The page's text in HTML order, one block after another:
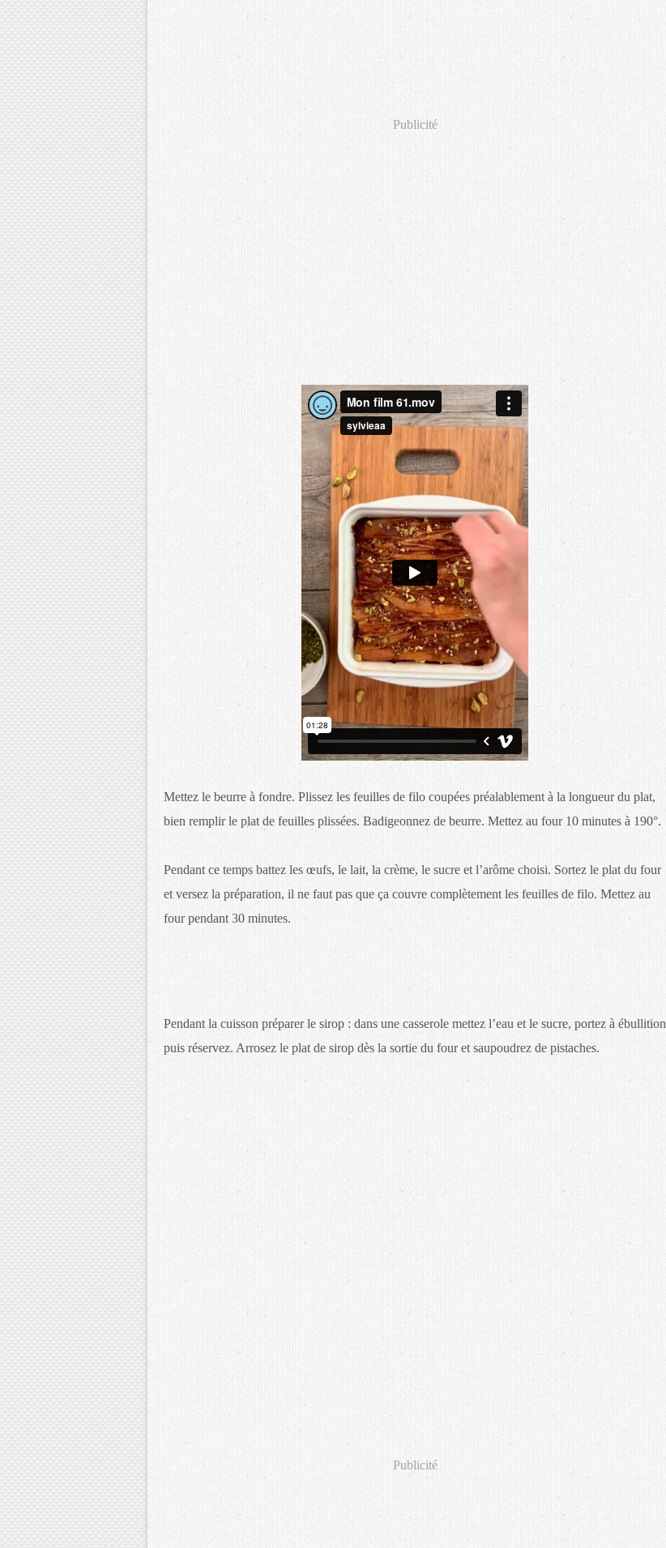
Publicité
Mettez le beurre à fondre. Plissez les feuilles de filo coupées préalablement à la longueur du plat,
bien remplir le plat de feuilles plissées. Badigeonnez de beurre. Mettez au four 10 minutes à 190°.
Pendant ce temps battez les œufs, le lait, la crème, le sucre et l’arôme choisi. Sortez le plat du four
et versez la préparation, il ne faut pas que ça couvre complètement les feuilles de filo. Mettez au
four pendant 30 minutes.
Pendant la cuisson préparer le sirop : dans une casserole mettez l’eau et le sucre, portez à ébullition
puis réservez. Arrosez le plat de sirop dès la sortie du four et saupoudrez de pistaches.
Publicité